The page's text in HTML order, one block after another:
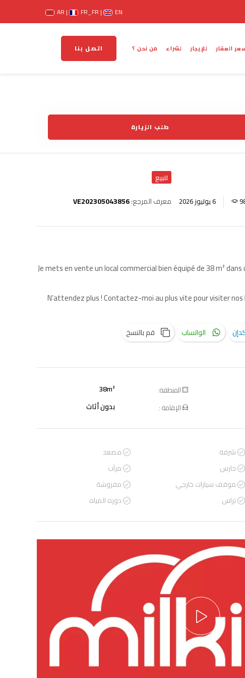
AR FR_FR EN
من نحن ؟ لشراء للإيجار العقار اتصل بنا
طلب الزيارة
للبيع
6 يوليوز 2026
معرف المرجع:VE202305043856
Je mets en vente un local commercial bien équipé de 38 m²
N’attendez plus ! Contactez-moi au plus vite pour visiter
الواتساب قم بالنسخ
المنطقة: 38m²
الإقامة :
بدون أثاث
مصعد شرفة
مرآب
حارس
مفروشة
موقف سيارات خارجي
دوره المياه
تراس